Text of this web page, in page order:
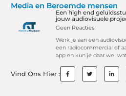
Media en Beroemde mensen
Een high end
jouw audiovisuele
Geen Reacties
Werk je aan een
een radiocommercial of
app en kun je daar wel
Vind Ons Hier :